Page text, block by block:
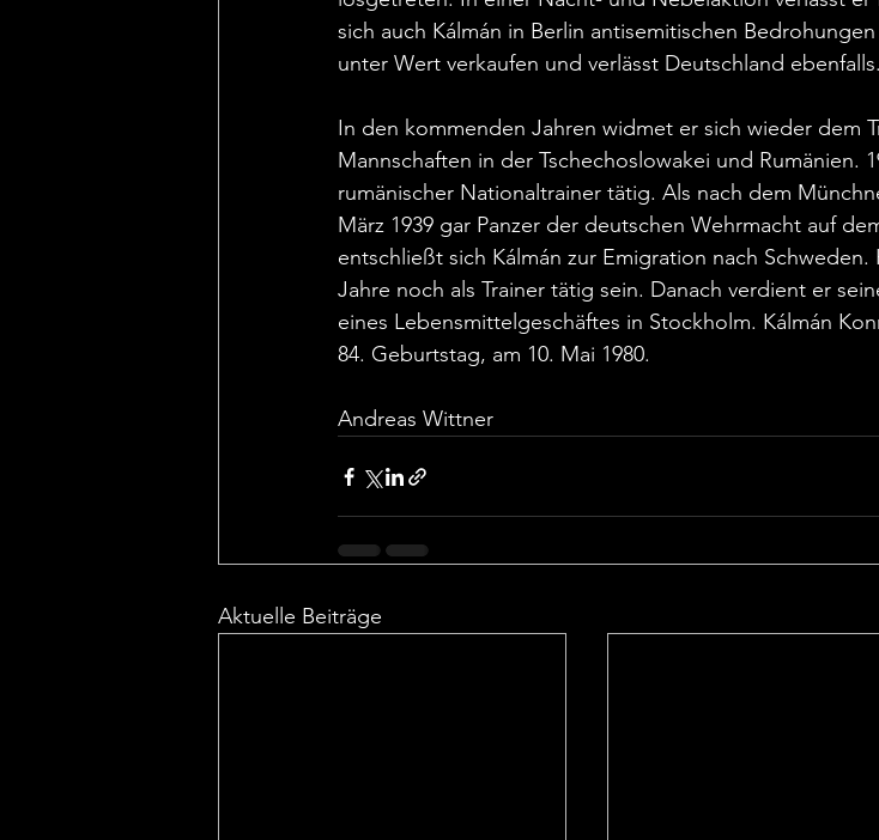
sich auch Kálmán in Berlin antisemitischen
unter Wert verkaufen und verlässt Deutschland ebenfalls.
In den kommenden Jahren widmet er sich wieder dem
Mannschaften in der Tschechoslowakei und Rumänien.
rumänischer Nationaltrainer tätig. Als nach dem
März 1939 gar Panzer der deutschen Wehrmacht auf
entschließt sich Kálmán zur Emigration nach
Jahre noch als Trainer tätig sein. Danach verdient er
eines Lebensmittelgeschäftes in Stockholm. Kálmán
84. Geburtstag, am 10. Mai 1980.
Andreas Wittner
Aktuelle Beiträge